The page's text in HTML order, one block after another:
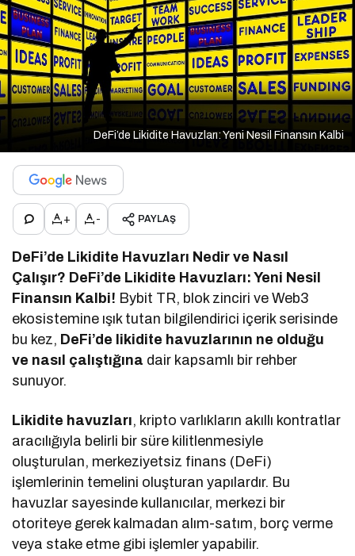
DeFi’de Likidite Havuzları: Yeni Nesil Finansın Kalbi
+ - PAYLAŞ
DeFi’de Likidite Havuzları Nedir ve Nasıl
Çalışır? DeFi’de Likidite Havuzları: Yeni Nesil
Finansın Kalbi! Bybit TR, blok zinciri ve Web3
ekosistemine ışık tutan bilgilendirici içerik serisinde
bu kez, DeFi’de likidite havuzlarının ne olduğu
ve nasıl çalıştığına dair kapsamlı bir rehber
sunuyor.
Likidite havuzları, kripto varlıkların akıllı kontratlar
aracılığıyla belirli bir süre kilitlenmesiyle
oluşturulan, merkeziyetsiz finans (DeFi)
işlemlerinin temelini oluşturan yapılardır. Bu
havuzlar sayesinde kullanıcılar, merkezi bir
otoriteye gerek kalmadan alım-satım, borç verme
veya stake etme gibi işlemler yapabilir.